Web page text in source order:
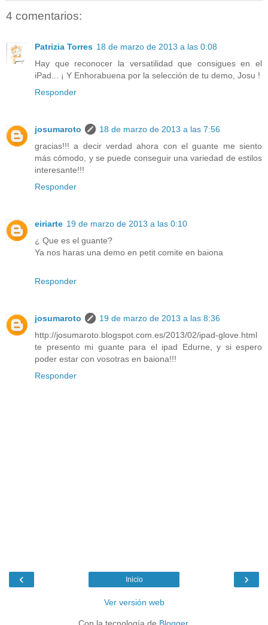
4 comentarios:
Patrizia Torres 18 de marzo de 2013 a las 0:08
Hay que reconocer la versatilidad que consigues en el
iPad... ¡ Y Enhorabuena por la selección de tu demo, Josu !
Responder
josumaroto
18 de marzo de 2013 a las 7:56
gracias!!! a decir verdad ahora con el guante me siento
más cómodo, y se puede conseguir una variedad de estilos
interesante!!!
Responder
eiriarte 19 de marzo de 2013 a las 0:10
¿ Que es el guante?
Ya nos haras una demo en petit comite en baiona
Responder
josumaroto
19 de marzo de 2013 a las 8:36
http://josumaroto.blogspot.com.es/2013/02/ipad-glove.html
te presento mi guante para el ipad Edurne, y si espero
poder estar con vosotras en baiona!!!
Responder
‹ ›
Inicio
Ver versión web